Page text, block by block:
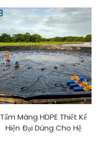
Dùng Trong Xây Dựng
Tấm Màng HDPE Thiết Kế
Hiện Đại Dùng Cho Hệ